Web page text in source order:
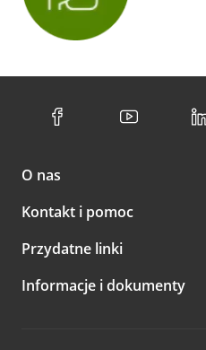
O nas
Kontakt i pomoc
Przydatne linki
Informacje i dokumenty